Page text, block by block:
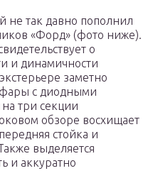
не так давно пополнил
«Форд» (фото ниже).
о
и динамичности
заметно
с диодными
три секции
обзоре восхищает
стойка и
выделяется
и аккуратно